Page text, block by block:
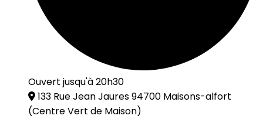
Ouvert jusqu'à 20h30
133 Rue Jean Jaures 94700 Maisons-alfort
(Centre Vert de Maison)